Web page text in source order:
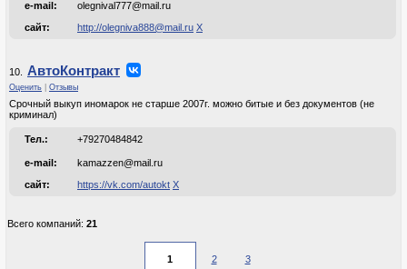
e-mail:
olegnival777@mail.ru
сайт:
http://olegniva888@mail.ru Х
10. АвтоКонтракт
Оценить Отзывы
Срочный выкуп иномарок не старше 2007г. можно битые и без документов (не
криминал)
Тел.: +79270484842
e-mail:
kamazzen@mail.ru
сайт:
https://vk.com/autokt Х
Всего компаний: 21
2 3